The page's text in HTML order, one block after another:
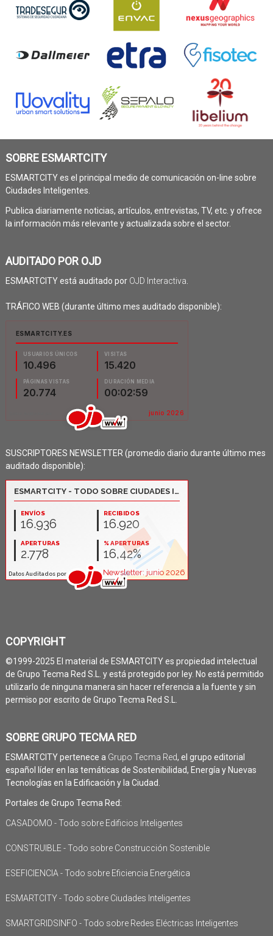
SOBRE ESMARTCITY
ESMARTCITY es el principal medio de comunicación on-line sobre
Ciudades Inteligentes.
Publica diariamente noticias, artículos, entrevistas, TV, etc. y ofrece
la información más relevante y actualizada sobre el sector.
AUDITADO POR OJD
ESMARTCITY está auditado por OJD Interactiva
TRÁFICO WEB (durante último mes auditado disponible):
SUSCRIPTORES NEWSLETTER (promedio diario durante último mes
auditado disponible):
COPYRIGHT
©1999-2025 El material de ESMARTCITY es propiedad intelectual
de Grupo Tecma Red S.L. y está protegido por ley. No está permitido
utilizarlo de ninguna manera sin hacer referencia a la fuente y sin
permiso por escrito de Grupo Tecma Red S.L.
SOBRE GRUPO TECMA RED
ESMARTCITY pertenece a Grupo Tecma Red, el grupo editorial
español líder en las temáticas de Sostenibilidad, Energía y Nuevas
Tecnologías en la Edificación y la Ciudad.
Portales de Grupo Tecma Red:
CASADOMO - Todo sobre Edificios Inteligentes
CONSTRUIBLE - Todo sobre Construcción Sostenible
ESEFICIENCIA - Todo sobre Eficiencia Energética
ESMARTCITY - Todo sobre Ciudades Inteligentes
SMARTGRIDSINFO - Todo sobre Redes Eléctricas Inteligentes